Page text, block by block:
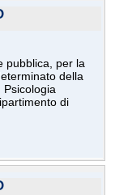
pubblica, per la
della
di